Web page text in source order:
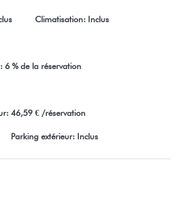
sont strictement interdits dans le
obligatoirement soumise à l'acceptation
conditions générales visibles sur notre site
Climatisation: Inclus
6 % de la réservation
46,59 € /réservation
Parking extérieur: Inclus